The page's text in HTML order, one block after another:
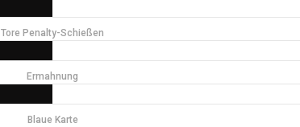
Tore Penalty-Schießen
Ermahnung
Blaue Karte